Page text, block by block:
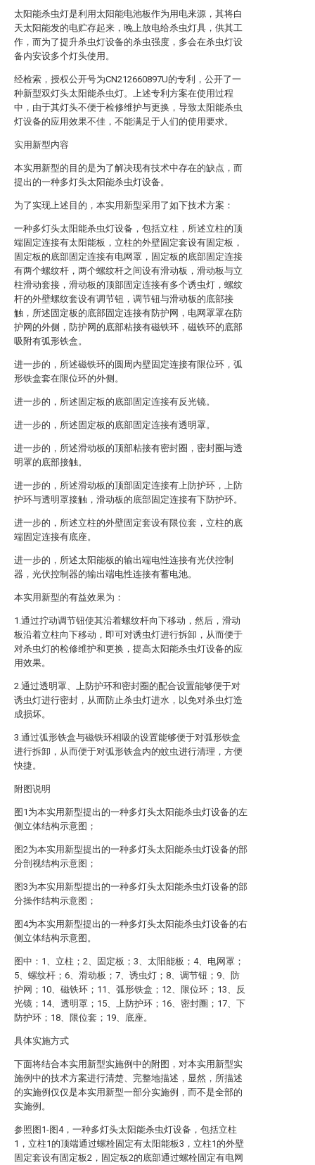
太阳能杀虫灯是利用太阳能电池板作为用电来源，其将白
天太阳能发的电贮存起来，晚上放电给杀虫灯具，供其工
作，而为了提升杀虫灯设备的杀虫强度，多会在杀虫灯设
备内安设多个灯头使用。
经检索，授权公开号为CN212660897U的专利，公开了一
种新型双灯头太阳能杀虫灯。上述专利方案在使用过程
中，由于其灯头不便于检修维护与更换，导致太阳能杀虫
灯设备的应用效果不佳，不能满足于人们的使用要求。
实用新型内容
本实用新型的目的是为了解决现有技术中存在的缺点，而
提出的一种多灯头太阳能杀虫灯设备。
为了实现上述目的，本实用新型采用了如下技术方案：
一种多灯头太阳能杀虫灯设备，包括立柱，所述立柱的顶
端固定连接有太阳能板，立柱的外壁固定套设有固定板，
固定板的底部固定连接有电网罩，固定板的底部固定连接
有两个螺纹杆，两个螺纹杆之间设有滑动板，滑动板与立
柱滑动套接，滑动板的顶部固定连接有多个诱虫灯，螺纹
杆的外壁螺纹套设有调节钮，调节钮与滑动板的底部接
触，所述固定板的底部固定连接有防护网，电网罩罩在防
护网的外侧，防护网的底部粘接有磁铁环，磁铁环的底部
吸附有弧形铁盒。
进一步的，所述磁铁环的圆周内壁固定连接有限位环，弧
形铁盒套在限位环的外侧。
进一步的，所述固定板的底部固定连接有反光镜。
进一步的，所述固定板的底部固定连接有透明罩。
进一步的，所述滑动板的顶部粘接有密封圈，密封圈与透
明罩的底部接触。
进一步的，所述滑动板的顶部固定连接有上防护环，上防
护环与透明罩接触，滑动板的底部固定连接有下防护环。
进一步的，所述立柱的外壁固定套设有限位套，立柱的底
端固定连接有底座。
进一步的，所述太阳能板的输出端电性连接有光伏控制
器，光伏控制器的输出端电性连接有蓄电池。
本实用新型的有益效果为：
1.通过拧动调节钮使其沿着螺纹杆向下移动，然后，滑动
板沿着立柱向下移动，即可对诱虫灯进行拆卸，从而便于
对杀虫灯的检修维护和更换，提高太阳能杀虫灯设备的应
用效果。
2.通过透明罩、上防护环和密封圈的配合设置能够便于对
诱虫灯进行密封，从而防止杀虫灯进水，以免对杀虫灯造
成损坏。
3.通过弧形铁盒与磁铁环相吸的设置能够便于对弧形铁盒
进行拆卸，从而便于对弧形铁盒内的蚊虫进行清理，方便
快捷。
附图说明
图1为本实用新型提出的一种多灯头太阳能杀虫灯设备的左
侧立体结构示意图；
图2为本实用新型提出的一种多灯头太阳能杀虫灯设备的部
分剖视结构示意图；
图3为本实用新型提出的一种多灯头太阳能杀虫灯设备的部
分操作结构示意图；
图4为本实用新型提出的一种多灯头太阳能杀虫灯设备的右
侧立体结构示意图。
图中：1、立柱；2、固定板；3、太阳能板；4、电网罩；
5、螺纹杆；6、滑动板；7、诱虫灯；8、调节钮；9、防
护网；10、磁铁环；11、弧形铁盒；12、限位环；13、反
光镜；14、透明罩；15、上防护环；16、密封圈；17、下
防护环；18、限位套；19、底座。
具体实施方式
下面将结合本实用新型实施例中的附图，对本实用新型实
施例中的技术方案进行清楚、完整地描述，显然，所描述
的实施例仅仅是本实用新型一部分实施例，而不是全部的
实施例。
参照图1-图4，一种多灯头太阳能杀虫灯设备，包括立柱
1，立柱1的顶端通过螺栓固定有太阳能板3，立柱1的外壁
固定套设有固定板2，固定板2的底部通过螺栓固定有电网